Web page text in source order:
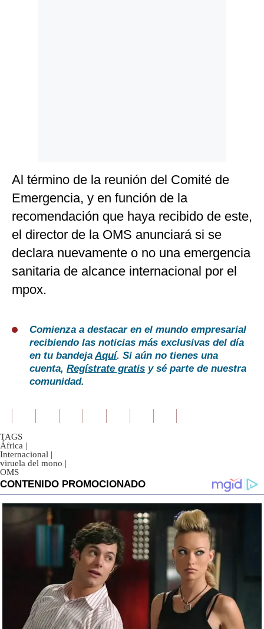
Al término de la reunión del Comité de
Emergencia, y en función de la
recomendación que haya recibido de este,
el director de la OMS anunciará si se
declara nuevamente o no una emergencia
sanitaria de alcance internacional por el
mpox.
Comienza a destacar en el mundo empresarial
recibiendo las noticias más exclusivas del día
en tu bandejaAquí. Si aún no tienes una
cuenta, Regístrate gratis y sé parte de nuestra
comunidad.
TAGS
África |
Internacional |
viruela del mono |
OMS